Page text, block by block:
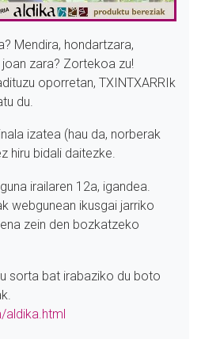
Mendira, hondartzara,
zara? Zortekoa zu!
oporretan, TXINTXARRIk
du.
izatea (hau da, norberak
hiru bidali daitezke.
irailaren 12a, igandea.
webgunean ikusgai jarriko
zein den bozkatzeko
sorta bat irabaziko du boto